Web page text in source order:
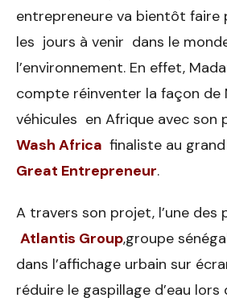
entrepreneure va bientôt faire
les jours à venir dans le
l’environnement. En effet,
compte réinventer la façon de
véhicules en Afrique avec son
Wash Africa finaliste au
Great Entrepreneur.
A travers son projet, l’une des
Atlantis Group,groupe
dans l’affichage urbain sur
réduire le gaspillage d’eau lors